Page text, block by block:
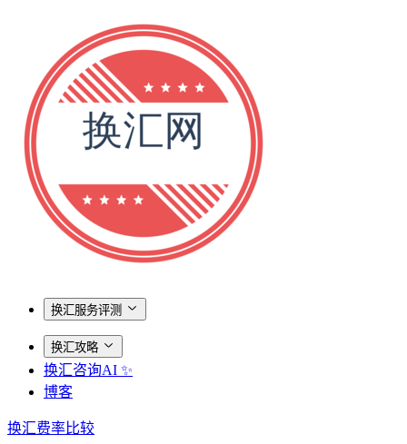
换汇服务评测
换汇攻略
换汇咨询AI ✨
博客
换汇费率比较